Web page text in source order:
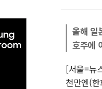
올해 일
호주에
[서울=뉴
천만엔(